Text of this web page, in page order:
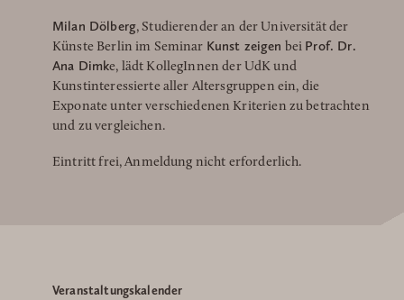
Milan Dölberg, Studierender an der Universität der
Künste Berlin im Seminar Kunst zeigen bei Prof. Dr.
Ana Dimke, lädt KollegInnen der UdK und
Kunstinteressierte aller Altersgruppen ein, die
Exponate unter verschiedenen Kriterien zu betrachten
und zu vergleichen.
Eintritt frei, Anmeldung nicht erforderlich.
Veranstaltungskalender